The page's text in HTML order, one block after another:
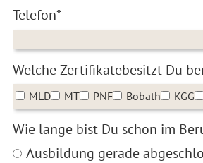
Telefon*
Welche Zertifikatebesitzt Du
MLD MT PNF Bobath KGG
Wie lange bist Du schon im
Ausbildung gerade